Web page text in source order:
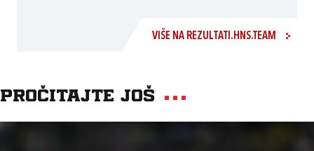
VIŠE NA REZULTATI.HNS.TEAM
Pročitajte još